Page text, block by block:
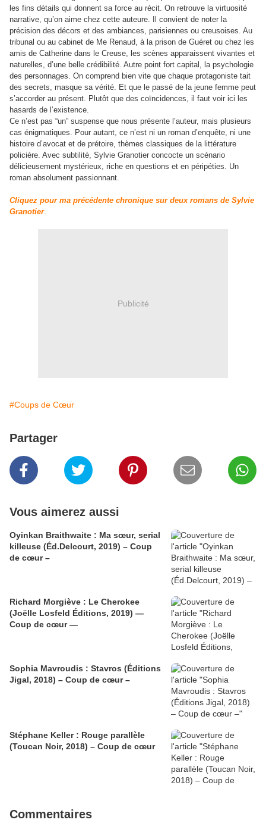
les fins détails qui donnent sa force au récit. On retrouve la virtuosité
narrative, qu’on aime chez cette auteure. Il convient de noter la
précision des décors et des ambiances, parisiennes ou creusoises. Au
tribunal ou au cabinet de Me Renaud, à la prison de Guéret ou chez les
amis de Catherine dans le Creuse, les scènes apparaissent vivantes et
naturelles, d’une belle crédibilité. Autre point fort capital, la psychologie
des personnages. On comprend bien vite que chaque protagoniste tait
des secrets, masque sa vérité. Et que le passé de la jeune femme peut
s’accorder au présent. Plutôt que des coïncidences, il faut voir ici les
hasards de l’existence.
Ce n’est pas “un” suspense que nous présente l’auteur, mais plusieurs
cas énigmatiques. Pour autant, ce n’est ni un roman d’enquête, ni une
histoire d’avocat et de prétoire, thèmes classiques de la littérature
policière. Avec subtilité, Sylvie Granotier concocte un scénario
délicieusement mystérieux, riche en questions et en péripéties. Un
roman absolument passionnant.
Cliquez pour ma précédente chronique sur deux romans de Sylvie
Granotier.
Publicité
#Coups de Cœur
Partager
Vous aimerez aussi
Oyinkan Braithwaite : Ma sœur, serial
killeuse (Éd.Delcourt, 2019) – Coup
de cœur –
Richard Morgiève : Le Cherokee
(Joëlle Losfeld Éditions, 2019) —
Coup de cœur —
Sophia Mavroudis : Stavros (Éditions
Jigal, 2018) – Coup de cœur –
Stéphane Keller : Rouge parallèle
(Toucan Noir, 2018) – Coup de cœur
Commentaires